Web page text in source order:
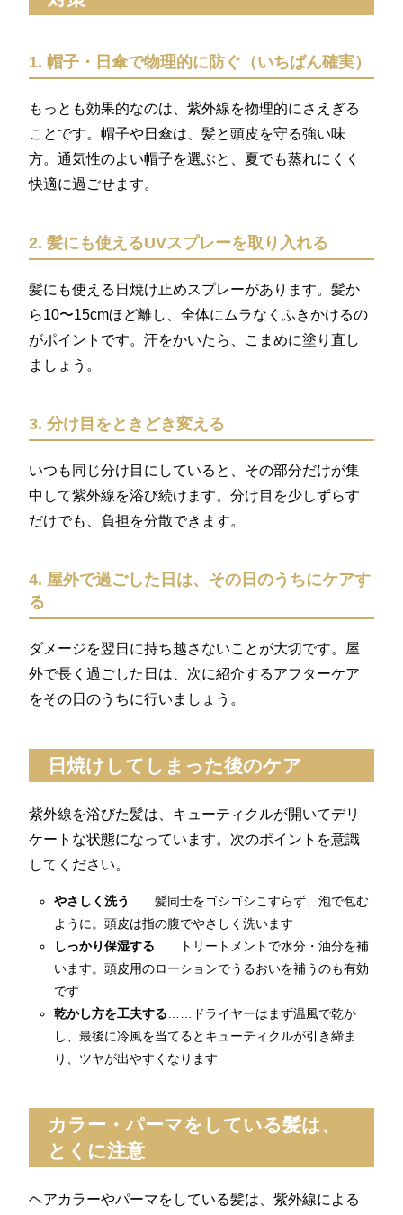
1. 帽子・日傘で物理的に防ぐ（いちばん確実）
もっとも効果的なのは、紫外線を物理的にさえぎる
ことです。帽子や日傘は、髪と頭皮を守る強い味
方。通気性のよい帽子を選ぶと、夏でも蒸れにくく
快適に過ごせます。
2. 髪にも使えるUVスプレーを取り入れる
髪にも使える日焼け止めスプレーがあります。髪か
ら10〜15cmほど離し、全体にムラなくふきかけるの
がポイントです。汗をかいたら、こまめに塗り直し
ましょう。
3. 分け目をときどき変える
いつも同じ分け目にしていると、その部分だけが集
中して紫外線を浴び続けます。分け目を少しずらす
だけでも、負担を分散できます。
4. 屋外で過ごした日は、その日のうちにケアす
る
ダメージを翌日に持ち越さないことが大切です。屋
外で長く過ごした日は、次に紹介するアフターケア
をその日のうちに行いましょう。
日焼けしてしまった後のケア
紫外線を浴びた髪は、キューティクルが開いてデリ
ケートな状態になっています。次のポイントを意識
してください。
やさしく洗う
……髪同士をゴシゴシこすらず、泡で包む
ように。頭皮は指の腹でやさしく洗います
しっかり保湿する ……トリートメントで水分・油分を補
います。頭皮用のローションでうるおいを補うのも有効
です
乾かし方を工夫する ……ドライヤーはまず温風で乾か
し、最後に冷風を当てるとキューティクルが引き締ま
り、ツヤが出やすくなります
カラー・パーマをしている髪は、
とくに注意
ヘアカラーやパーマをしている髪は、紫外線による